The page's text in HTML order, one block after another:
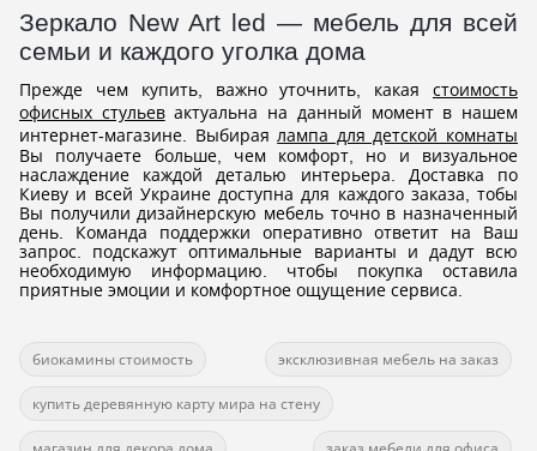
Зеркало New Art led — мебель для всей
семьи и каждого уголка дома
Прежде чем купить, важно уточнить, какая стоимость
офисных стульевактуальна на данный момент в нашем
интернет-магазине. Выбираялампа для детской комнаты
Вы получаете больше, чем комфорт, но и визуальное
наслаждение каждой деталью интерьера. Доставка по
Киеву и всей Украине доступна для каждого заказа, тобы
Вы получили дизайнерскую мебель точно в назначенный
день. Команда поддержки оперативно ответит на Ваш
запрос. подскажут оптимальные варианты и дадут всю
необходимую информацию. чтобы покупка оставила
приятные эмоции и комфортное ощущение сервиса.
биокамины стоимость эксклюзивная мебель на заказ
купить деревянную карту мира на стену